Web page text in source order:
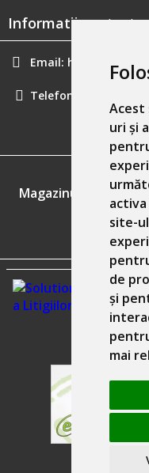
Acest
uri și
site-
de
și
mai
Informatii contact:
Email:
Telefon:
Magazinul nostru
Solutie